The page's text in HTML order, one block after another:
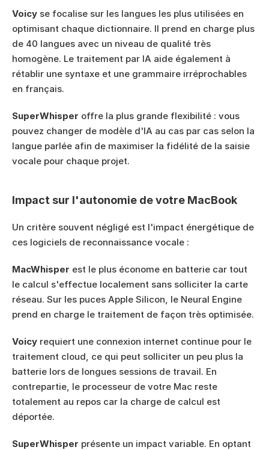
Voicy se focalise sur les langues les plus utilisées en
optimisant chaque dictionnaire. Il prend en charge plus
de 40 langues avec un niveau de qualité très
homogène. Le traitement par IA aide également à
rétablir une syntaxe et une grammaire irréprochables
en français.
SuperWhisper offre la plus grande flexibilité : vous
pouvez changer de modèle d'IA au cas par cas selon la
langue parlée afin de maximiser la fidélité de la saisie
vocale pour chaque projet.
Impact sur l'autonomie de votre MacBook
Un critère souvent négligé est l'impact énergétique de
ces logiciels de reconnaissance vocale :
MacWhisper est le plus économe en batterie car tout
le calcul s'effectue localement sans solliciter la carte
réseau. Sur les puces Apple Silicon, le Neural Engine
prend en charge le traitement de façon très optimisée.
Voicy requiert une connexion internet continue pour le
traitement cloud, ce qui peut solliciter un peu plus la
batterie lors de longues sessions de travail. En
contrepartie, le processeur de votre Mac reste
totalement au repos car la charge de calcul est
déportée.
SuperWhisper présente un impact variable. En optant